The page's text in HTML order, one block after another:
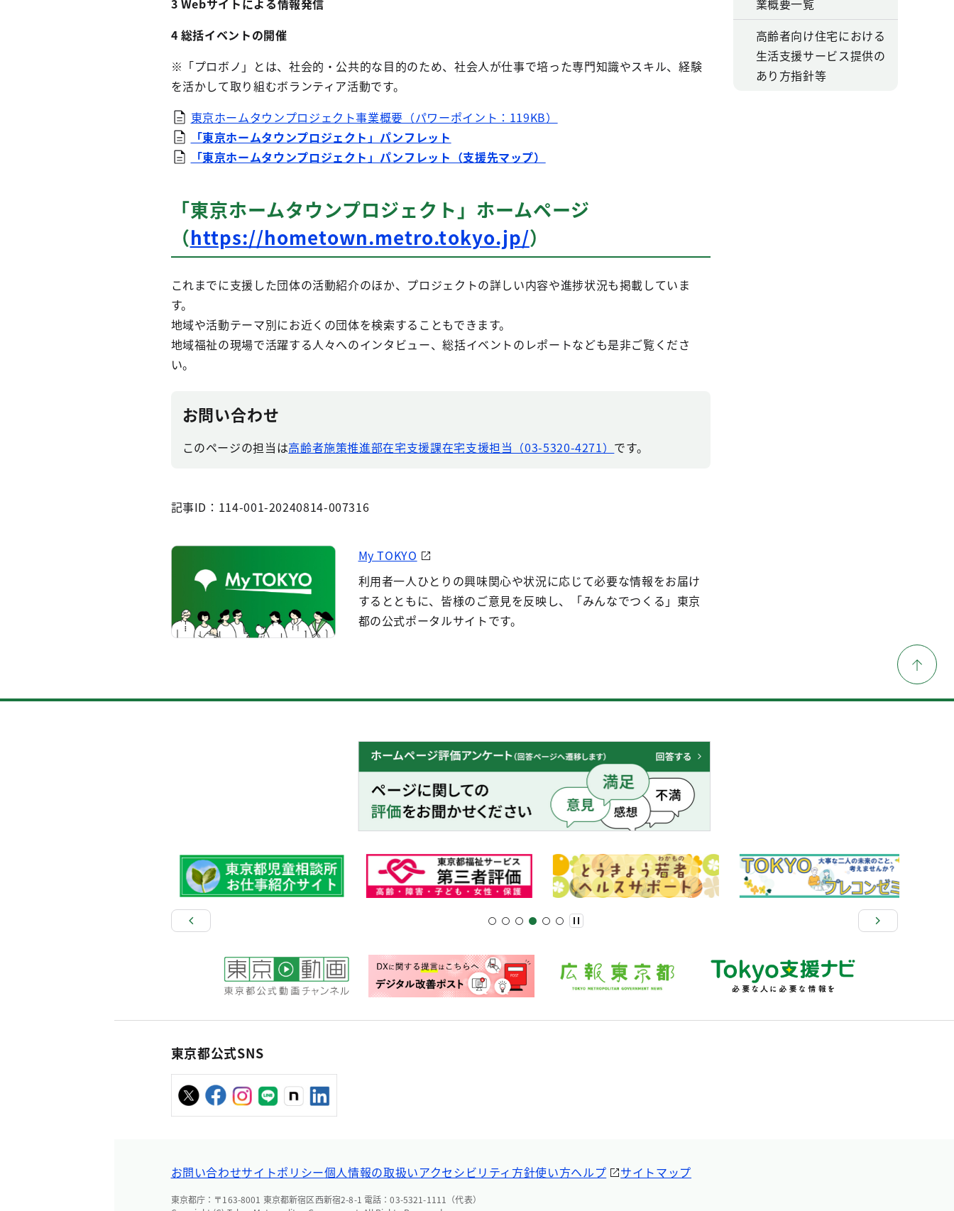
3 Webサイトによる情報発信
4 総括イベントの開催
※「プロボノ」とは、社会的・公共的な目的のため、社会人が仕事で培った専門知識やスキル、経験
を活かして取り組むボランティア活動です。
東京ホームタウンプロジェクト事業概要（パワーポイント：119KB）
「東京ホームタウンプロジェクト」パンフレット
「東京ホームタウンプロジェクト」パンフレット（支援先マップ）
「東京ホームタウンプロジェクト」ホームページ
（https://hometown.metro.tokyo.jp/）
これまでに支援した団体の活動紹介のほか、プロジェクトの詳しい内容や進捗状況も掲載していま
す。
地域や活動テーマ別にお近くの団体を検索することもできます。
地域福祉の現場で活躍する人々へのインタビュー、総括イベントのレポートなども是非ご覧くださ
い。
お問い合わせ
このページの担当は高齢者施策推進部在宅支援課在宅支援担当（03-5320-4271） です。
記事ID：114-001-20240814-007316
My TOKYO
利用者一人ひとりの興味関心や状況に応じて必要な情報をお届け
するとともに、皆様のご意見を反映し、「みんなでつくる」東京
都の公式ポータルサイトです。
業概要一覧
高齢者向け住宅における
生活支援サービス提供の
あり方指針等
東京都公式SNS
お問い合わせサイトポリシー個人情報の取扱いアクセシビリティ方針使い方ヘルプ サイトマップ
東京都庁：〒163-8001 東京都新宿区西新宿2-8-1 電話：03-5321-1111（代表）